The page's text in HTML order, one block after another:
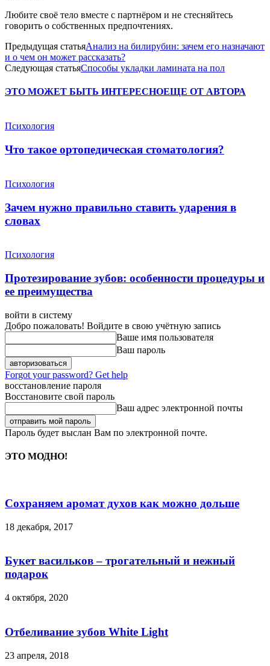
Любите своё тело вместе с партнёром и не стесняйтесь
говорить о собственных предпочтениях.
Предыдущая статьяАнализ на билирубин: зачем его назначают
и о чем он может рассказать?
Следующая статьяСпособы укладки ламината на пол
ЭТО МОЖЕТ БЫТЬ ИНТЕРЕСНОЕЩЕ ОТ АВТОРА
Психология
Что такое ортопедическая стоматология?
Психология
Зачем нужно правильно ставить ударения в
словах
Психология
Протезирование зубов: особенности процедуры и
ее преимущества
войти в систему
Добро пожаловать! Войдите в свою учётную запись
Ваше имя пользователя
Ваш пароль
Forgot your password? Get help
восстановление пароля
Восстановите свой пароль
Ваш адрес электронной почты
Пароль будет выслан Вам по электронной почте.
ЭТО МОДНО!
Сохраняем аромат духов как можно дольше
18 декабря, 2017
Букет васильков – трогательный и нежный
подарок
4 октября, 2020
Отбеливание зубов White Light
23 апреля, 2018